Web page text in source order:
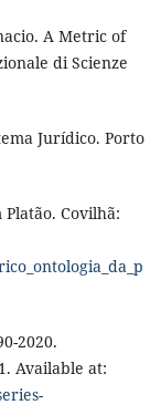
A Metric of
di Scienze
Jurídico. Porto
Platão. Covilhã:
2020.
Available at: